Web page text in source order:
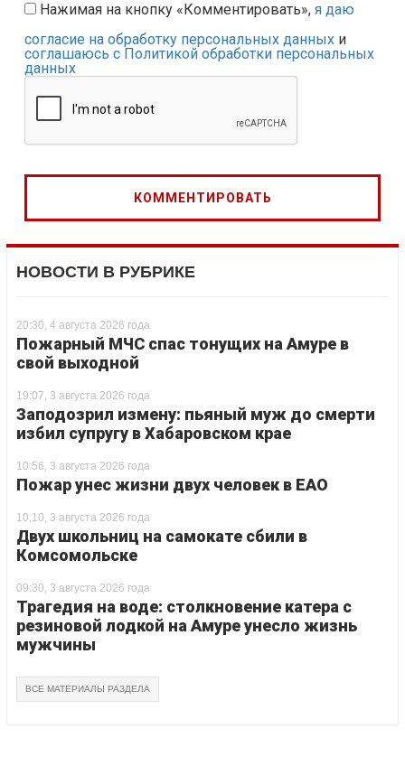
Нажимая на кнопку «Комментировать», я даю
согласие на обработку персональных данных и
соглашаюсь с Политикой обработки персональных
данных
НОВОСТИ В РУБРИКЕ
20:30, 4 августа 2026 года
Пожарный МЧС спас тонущих на Амуре в
свой выходной
19:07, 3 августа 2026 года
Заподозрил измену: пьяный муж до смерти
избил супругу в Хабаровском крае
10:56, 3 августа 2026 года
Пожар унес жизни двух человек в ЕАО
10:10, 3 августа 2026 года
Двух школьниц на самокате сбили в
Комсомольске
09:30, 3 августа 2026 года
Трагедия на воде: столкновение катера с
резиновой лодкой на Амуре унесло жизнь
мужчины
ВСЕ МАТЕРИАЛЫ РАЗДЕЛА